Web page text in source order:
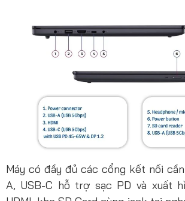
Máy có đầy đủ các cổng kết nối
A, USB-C hỗ trợ sạc PD và xuất